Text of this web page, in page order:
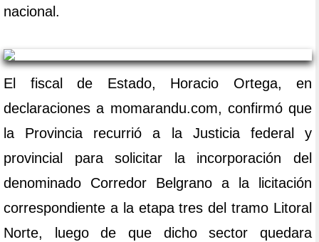
nacional.
El fiscal de Estado, Horacio Ortega, en
declaraciones a momarandu.com, confirmó que
la Provincia recurrió a la Justicia federal y
provincial para solicitar la incorporación del
denominado Corredor Belgrano a la licitación
correspondiente a la etapa tres del tramo Litoral
Norte, luego de que dicho sector quedara